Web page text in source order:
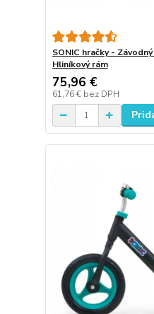
SONIC hračky -
Hliníkový rám
75,96 €
61,76 € bez DPH